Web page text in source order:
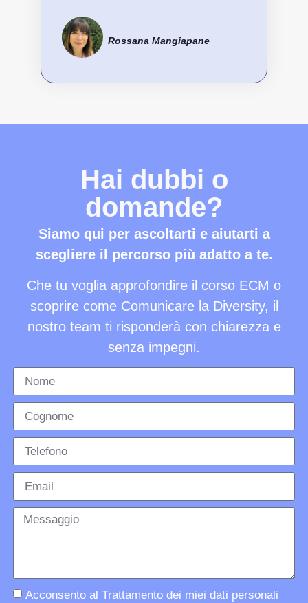
Rossana Mangiapane
Hai dubbi o
domande?
Siamo qui per ascoltarti e aiutarti a
scegliere il percorso più adatto a te.
Che tu voglia approfondire il corso ECM o
scoprire come Comunicare la Diversity, il
nostro team ti risponderà con chiarezza e
senza impegni.
Acconsento al Trattamento dei miei dati personali